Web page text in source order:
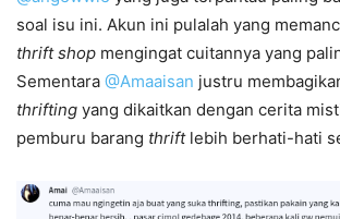
soal isu ini. Akun ini pulalah yang
thrift shop mengingat cuitannya yang
Sementara @Amaaisan justru
thrifting yang dikaitkan dengan cerita
pemburu barang thriftlebih berhati-hati